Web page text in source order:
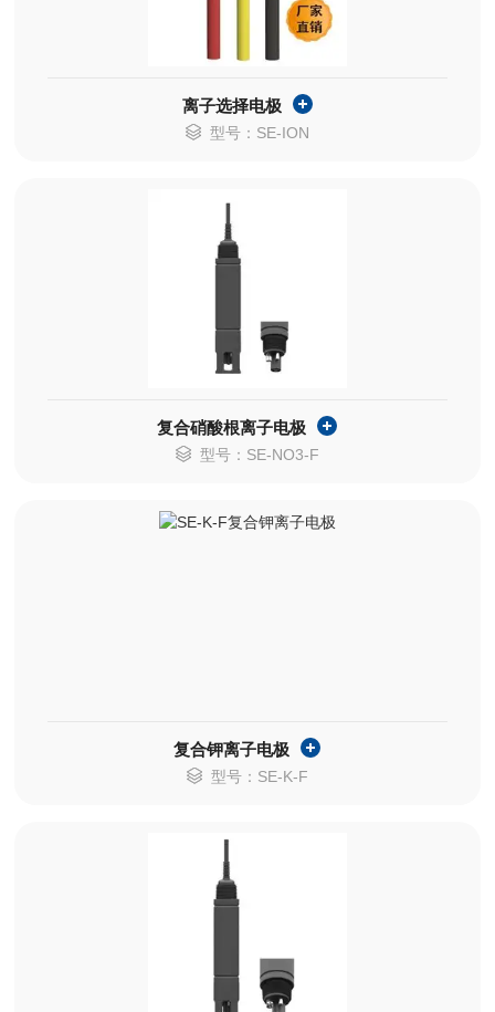
离子选择电极
型号：SE-ION
复合硝酸根离子电极
型号：SE-NO3-F
复合钾离子电极
型号：SE-K-F